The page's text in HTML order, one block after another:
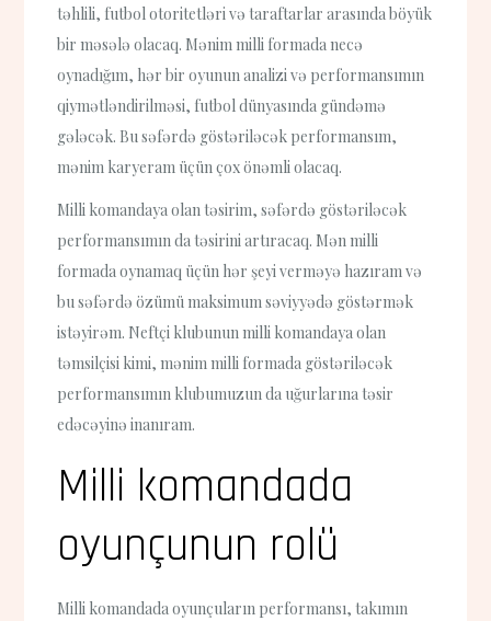
təhlili, futbol otoritetləri və taraftarlar arasında böyük
bir məsələ olacaq. Mənim milli formada necə
oynadığım, hər bir oyunun analizi və performansımın
qiymətləndirilməsi, futbol dünyasında gündəmə
gələcək. Bu səfərdə göstəriləcək performansım,
mənim karyeram üçün çox önəmli olacaq.
Milli komandaya olan təsirim, səfərdə göstəriləcək
performansımın da təsirini artıracaq. Mən milli
formada oynamaq üçün hər şeyi verməyə hazıram və
bu səfərdə özümü maksimum səviyyədə göstərmək
istəyirəm. Neftçi klubunun milli komandaya olan
təmsilçisi kimi, mənim milli formada göstəriləcək
performansımın klubumuzun da uğurlarına təsir
edəcəyinə inanıram.
Milli komandada
oyunçunun rolü
Milli komandada oyunçuların performansı, takımın